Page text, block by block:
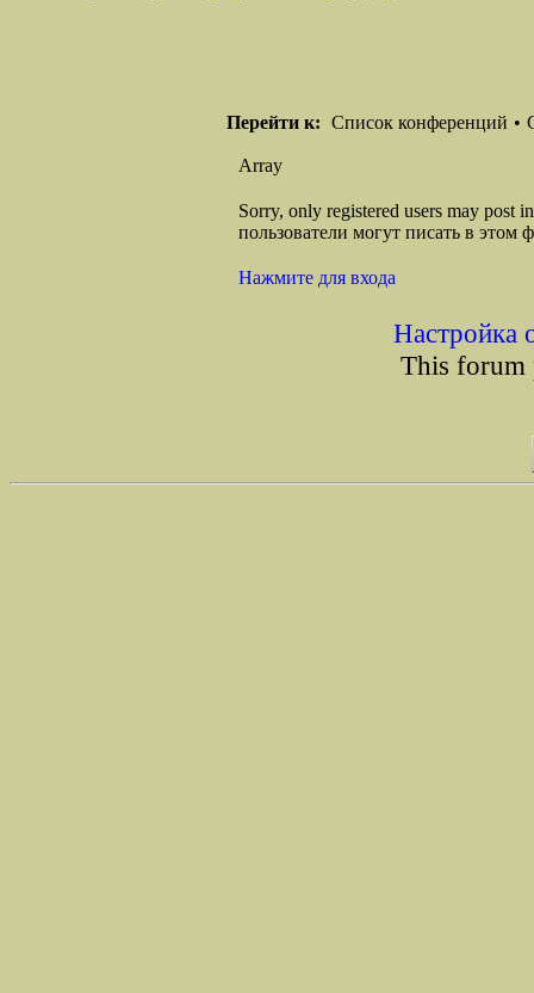
Перейти к: Список конференций •
Array
Sorry, only registered users may post
пользователи могут писать в этом
Нажмите для входа
Настройка
This